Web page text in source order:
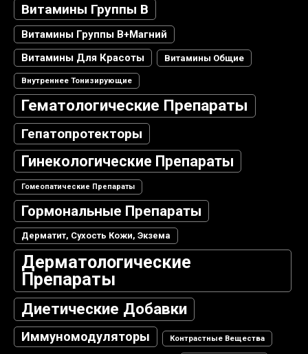
Витамины Группы В
Витамины Группы В+магний
Витамины Для Красоты
Витамины Общие
Внутреннее Тонизирующие
Гематологические Препараты
Гепатопротекторы
Гинекологические Препараты
Гомеопатические Препараты
Гормональные Препараты
Дерматит, Сухость Кожи, Экзема
Дерматологические
Препараты
Диетические Добавки
Иммуномодуляторы Контрастные Вещества